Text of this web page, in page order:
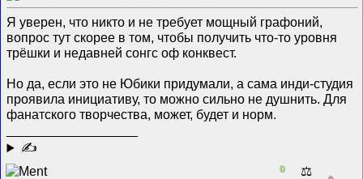
Я уверен, что никто и не требует мощный графоний,
вопрос тут скорее в том, чтобы получить что-то уровня
трёшки и недавней сонгс оф конквест.
Но да, если это не Юбики придумали, а сама инди-студия
проявила инициативу, то можно сильно не душнить. Для
фанатского творчества, может, будет и норм.
✍
0 ⚖️